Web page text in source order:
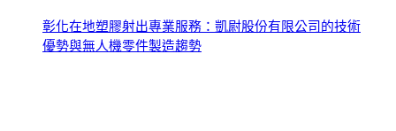
彰化在地塑膠射出專業服務：凱尉股份有限公司的技術
優勢與無人機零件製造趨勢